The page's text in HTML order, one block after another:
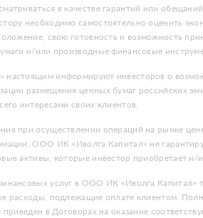
в качестве гарантий или
необходимо самостоятельно оценить
свою готовность и возможность
и/или производные финансовые
информируют инвесторов о
размещения ценных бумаг российских
интересами своих клиентов.
при осуществлении операций на рынке
ООО ИК «Иволга Капитал» не
активы, которые инвестор приобретает
услуг в ООО ИК «Иволга Капитал»
расходы, подлежащие оплате клиентом.
в Договорах на оказание